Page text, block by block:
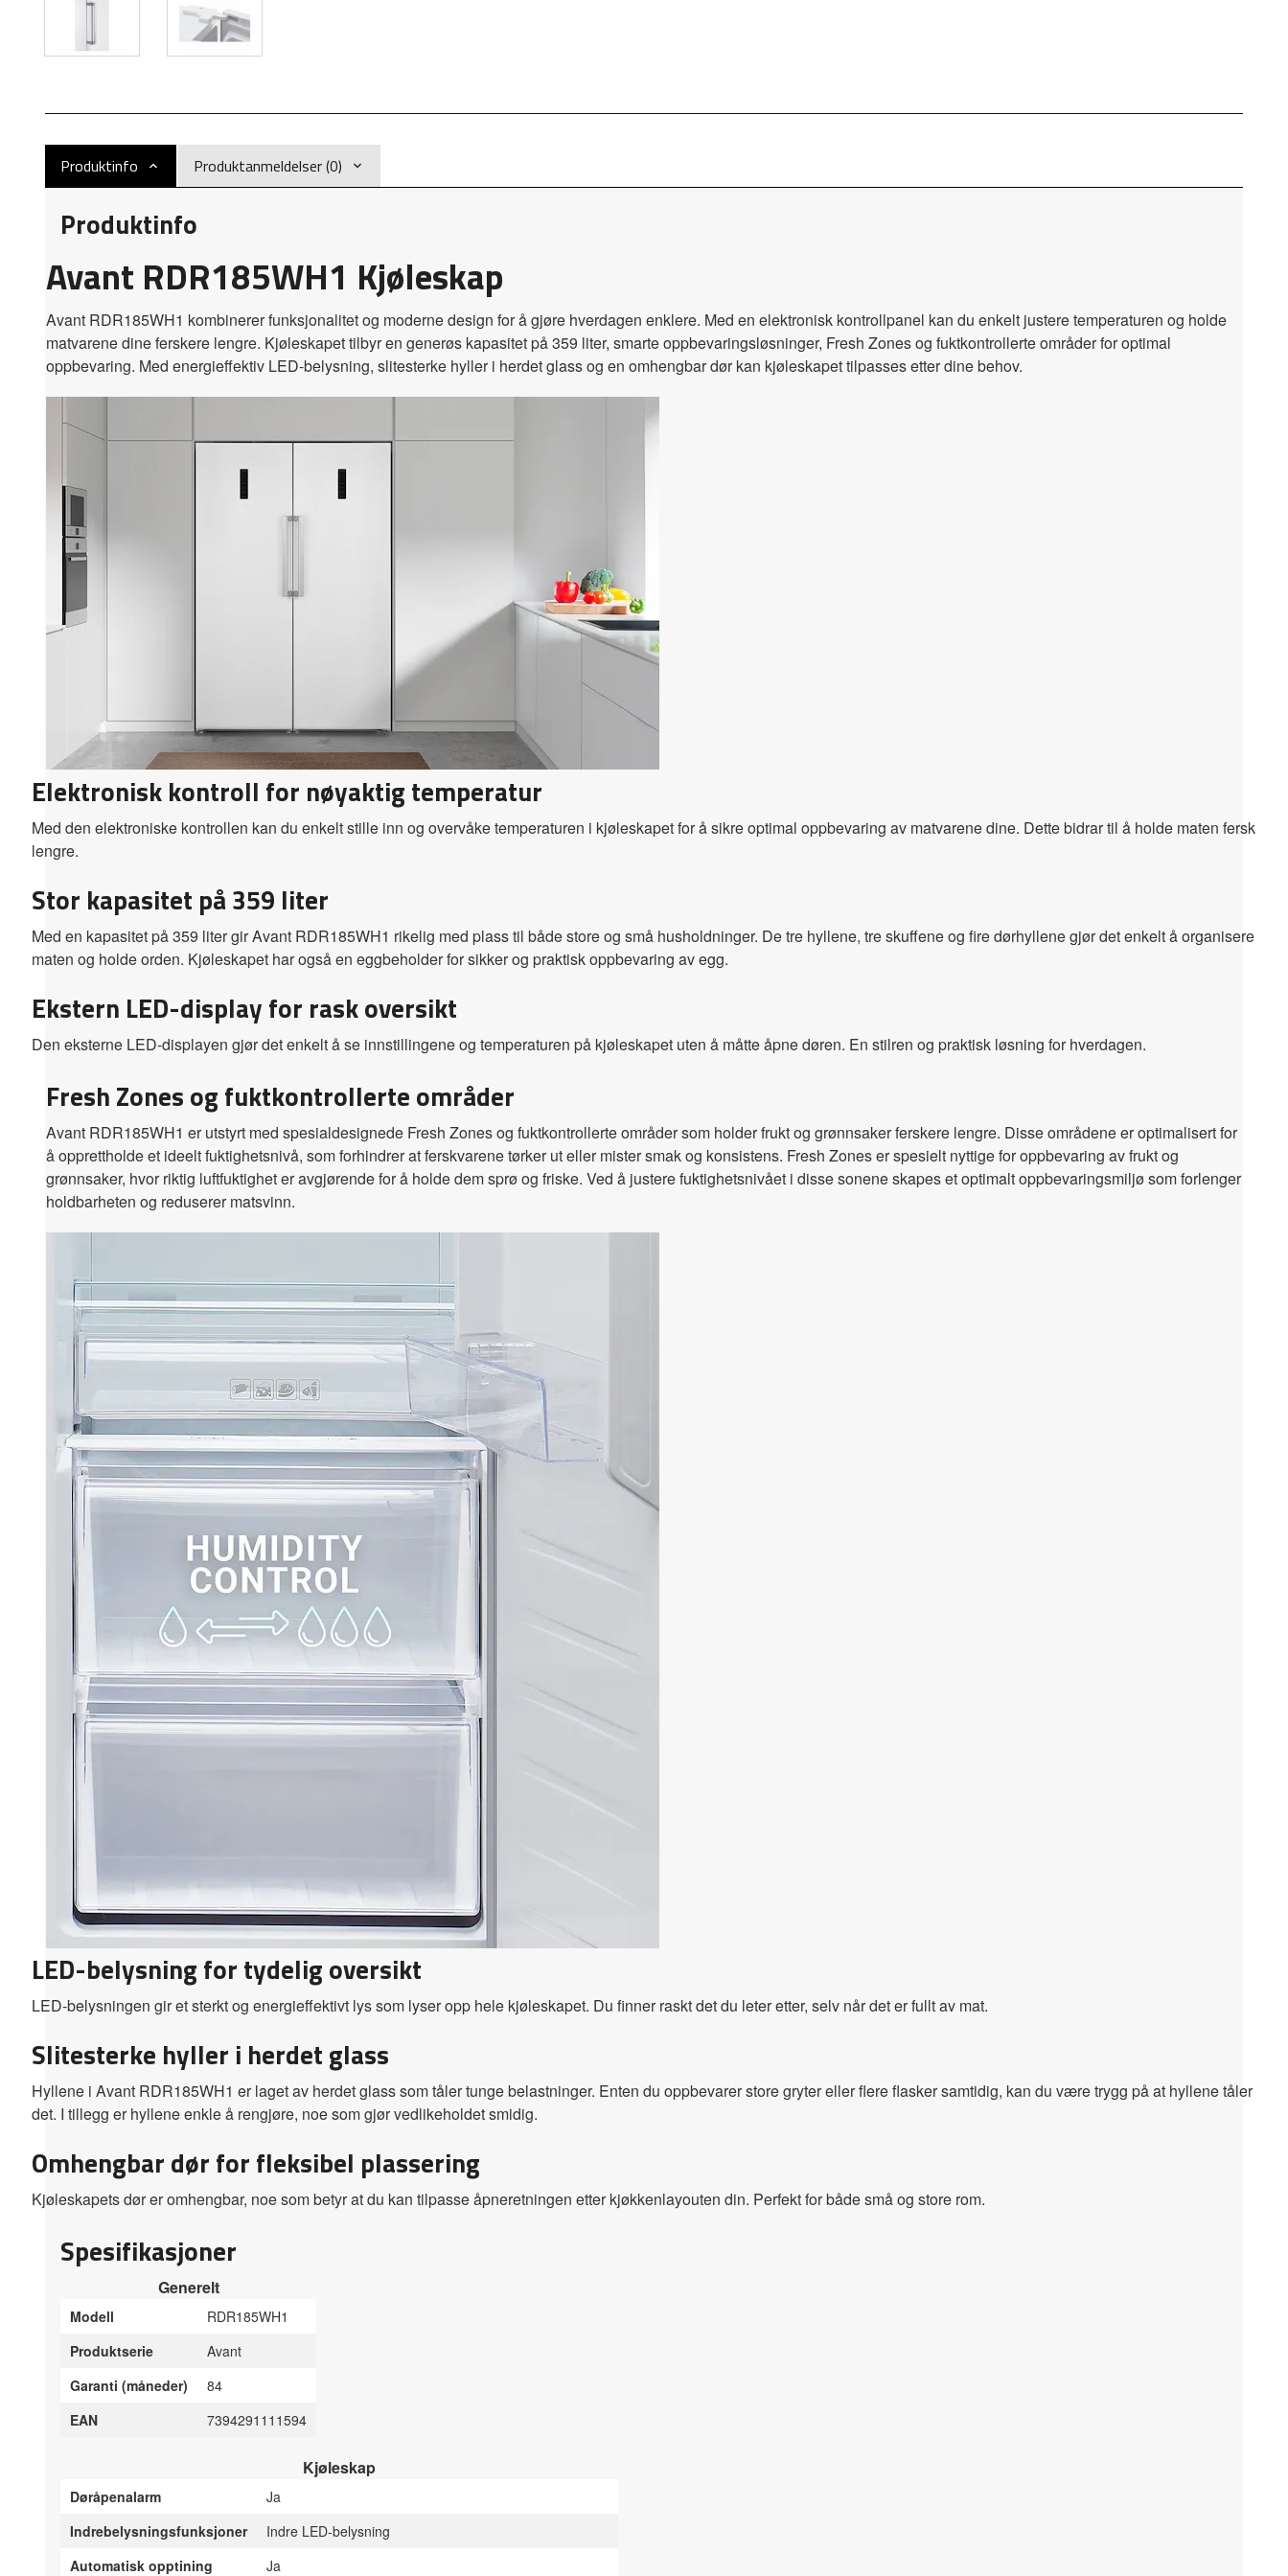
Produktinfo Produktanmeldelser (0)
Produktinfo
Avant RDR185WH1 Kjøleskap
Avant RDR185WH1 kombinerer funksjonalitet og moderne design for å gjøre hverdagen enklere. Med en elektronisk kontrollpanel kan du enkelt justere temperaturen og holde
matvarene dine ferskere lengre. Kjøleskapet tilbyr en generøs kapasitet på 359 liter, smarte oppbevaringsløsninger, Fresh Zones og fuktkontrollerte områder for optimal
oppbevaring. Med energieffektiv LED-belysning, slitesterke hyller i herdet glass og en omhengbar dør kan kjøleskapet tilpasses etter dine behov.
Elektronisk kontroll for nøyaktig temperatur
Med den elektroniske kontrollen kan du enkelt stille inn og overvåke temperaturen i kjøleskapet for å sikre optimal oppbevaring av matvarene dine. Dette bidrar til å holde maten fersk
lengre.
Stor kapasitet på 359 liter
Med en kapasitet på 359 liter gir Avant RDR185WH1 rikelig med plass til både store og små husholdninger. De tre hyllene, tre skuffene og fire dørhyllene gjør det enkelt å organisere
maten og holde orden. Kjøleskapet har også en eggbeholder for sikker og praktisk oppbevaring av egg.
Ekstern LED-display for rask oversikt
Den eksterne LED-displayen gjør det enkelt å se innstillingene og temperaturen på kjøleskapet uten å måtte åpne døren. En stilren og praktisk løsning for hverdagen.
Fresh Zones og fuktkontrollerte områder
Avant RDR185WH1 er utstyrt med spesialdesignede Fresh Zones og fuktkontrollerte områder som holder frukt og grønnsaker ferskere lengre. Disse områdene er optimalisert for
å opprettholde et ideelt fuktighetsnivå, som forhindrer at ferskvarene tørker ut eller mister smak og konsistens. Fresh Zones er spesielt nyttige for oppbevaring av frukt og
grønnsaker, hvor riktig luftfuktighet er avgjørende for å holde dem sprø og friske. Ved å justere fuktighetsnivået i disse sonene skapes et optimalt oppbevaringsmiljø som forlenger
holdbarheten og reduserer matsvinn.
LED-belysning for tydelig oversikt
LED-belysningen gir et sterkt og energieffektivt lys som lyser opp hele kjøleskapet. Du finner raskt det du leter etter, selv når det er fullt av mat.
Slitesterke hyller i herdet glass
Hyllene i Avant RDR185WH1 er laget av herdet glass som tåler tunge belastninger. Enten du oppbevarer store gryter eller flere flasker samtidig, kan du være trygg på at hyllene tåler
det. I tillegg er hyllene enkle å rengjøre, noe som gjør vedlikeholdet smidig.
Omhengbar dør for fleksibel plassering
Kjøleskapets dør er omhengbar, noe som betyr at du kan tilpasse åpneretningen etter kjøkkenlayouten din. Perfekt for både små og store rom.
Spesifikasjoner
Generelt
Modell
RDR185WH1
Produktserie
Avant
Garanti (måneder)
84
EAN
7394291111594
Kjøleskap
Døråpenalarm
Ja
Indrebelysningsfunksjoner
Indre LED-belysning
Automatisk opptining
Ja